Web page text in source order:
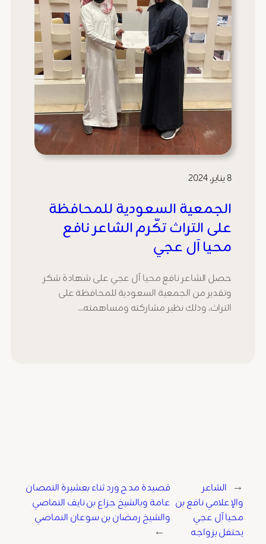
8 يناير، 2024
الجمعية السعودية للمحافظة
على التراث تكّرم الشاعر نافع
محيا آل عجي
حصل الشاعر نافع محيا آل عجي على شهادة شكر
وتقدير من الجمعية السعودية للمحافظة على
التراث، وذلك نظير مشاركته ومساهمته…
← الشاعر
والإعلامي نافع بن
محيا آل عجي
يحتفل بزواجه
قصيدة مدح ورد ثناء بعشيرة النمصان
عامة وبالشيخ جزاع بن نايف النماصي
والشيخ رمضان بن سوعان النماصي
→